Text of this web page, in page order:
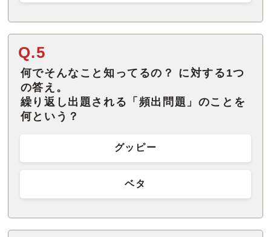
Q.5
何でそんなこと知ってるの？ に対する1つ
の答え。
繰り返し出題される「頻出問題」のことを
何という？
グッピー
ベタ